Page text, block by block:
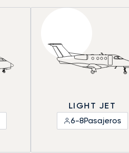
LIGHT JET
6-8Pasajeros